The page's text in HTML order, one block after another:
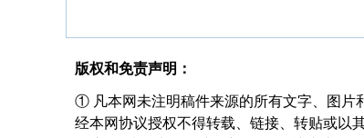
版权和免责声明：
① 凡本网未注明稿件来源的所有文字、图片
经本网协议授权不得转载、链接、转贴或以